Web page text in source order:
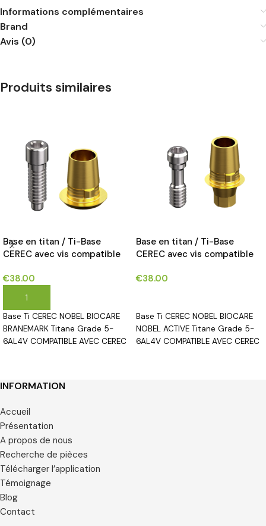
Informations complémentaires
Brand
Avis (0)
Produits similaires
Base en titan / Ti-Base
CEREC avec vis compatible
BRANEMARK® implants*
€38.00
AJOUTER AU PANIER
Base Ti CEREC NOBEL BIOCARE
BRANEMARK Titane Grade 5-
6AL4V COMPATIBLE AVEC CEREC
Base en titan / Ti-Base
CEREC avec vis compatible
ACTIVE® implants*
€38.00
Base Ti CEREC NOBEL BIOCARE
NOBEL ACTIVE Titane Grade 5-
6AL4V COMPATIBLE AVEC CEREC
INFORMATION
Accueil
Présentation
A propos de nous
Recherche de pièces
Télécharger l’application
Témoignage
Blog
Contact